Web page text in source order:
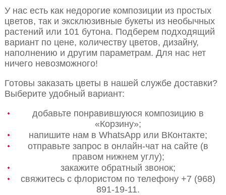
У нас есть как недорогие композиции из простых
цветов, так и эксклюзивные букеты из необычных
растений или 101 бутона. Подберем подходящий
вариант по цене, количеству цветов, дизайну,
наполнению и другим параметрам. Для нас нет
ничего невозможного!
Готовы заказать цветы в нашей службе доставки?
Выберите удобный вариант:
добавьте понравившуюся композицию в
«Корзину»;
напишите нам в WhatsApp или ВКонтакте;
отправьте запрос в онлайн-чат на сайте (в
правом нижнем углу);
закажите обратный звонок;
свяжитесь с флористом по телефону +7 (968)
891-19-11.